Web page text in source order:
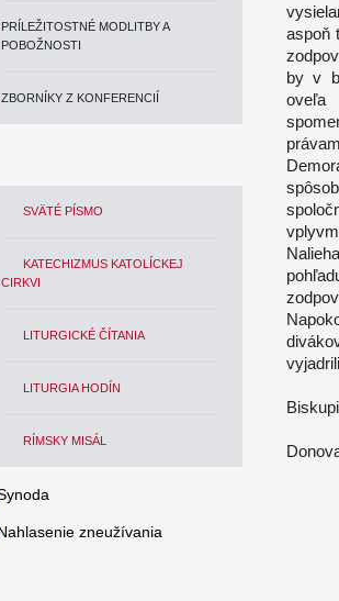
PRÍLEŽITOSTNÉ MODLITBY A
POBOŽNOSTI
ZBORNÍKY Z KONFERENCIÍ
SVÄTÉ PÍSMO
KATECHIZMUS KATOLÍCKEJ
CIRKVI
LITURGICKÉ ČÍTANIA
LITURGIA HODÍN
RÍMSKY MISÁL
aspoň
by v
oveľa